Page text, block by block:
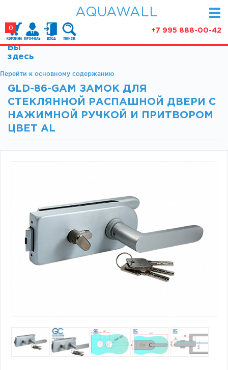
Перейти к основному содержанию
AQUAWALL
+7 995 888-00-42
0
КАТАЛОГ
Фурнитура для раздвижных дверей (закрытые
Фурнитура для раздвижных дверей (открытые
механизмы)
Фурнитура для маятниковых дверей
Ручки, кнобы
Фурнитура для душевых ограждений (раздвижная
серия)
Фурнитура для душевых ограждений (распашная серия)
Двери межкомнатные цельностеклянные
АКЦИИ
ПАРТНЕРСТВО
СТАТЬИ
О КОМПАНИИ
Вы
здесь
GLD-86-GAM ЗАМОК ДЛЯ
СТЕКЛЯННОЙ РАСПАШНОЙ ДВЕРИ С
НАЖИМНОЙ РУЧКОЙ И ПРИТВОРОМ
ЦВЕТ AL